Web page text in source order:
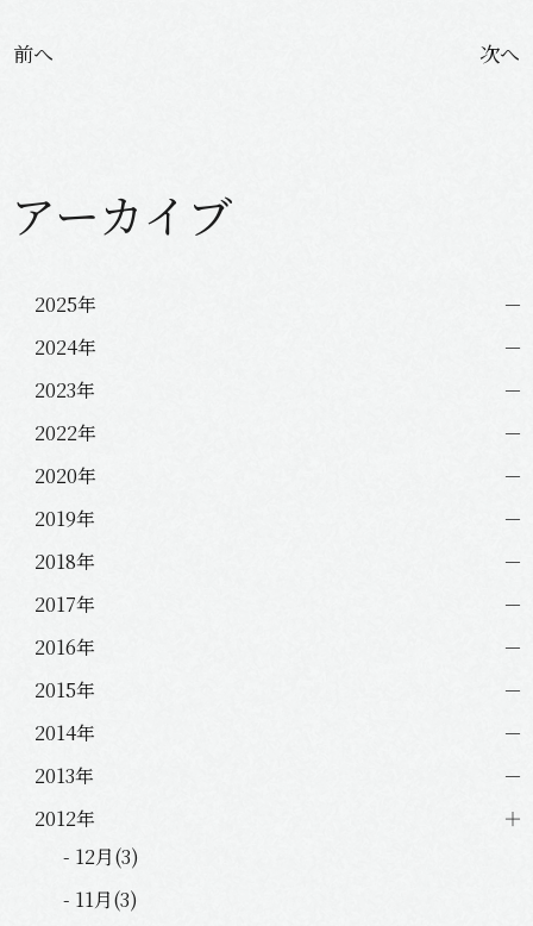
投
ー
シ
前へ 次へ
アーカイブ
2025年
2024年
2023年
2022年
2020年
2019年
2018年
2017年
2016年
2015年
2014年
2013年
2012年
- 12月(3)
- 11月(3)